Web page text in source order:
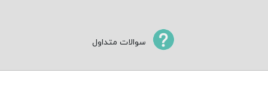
سوالات متداول